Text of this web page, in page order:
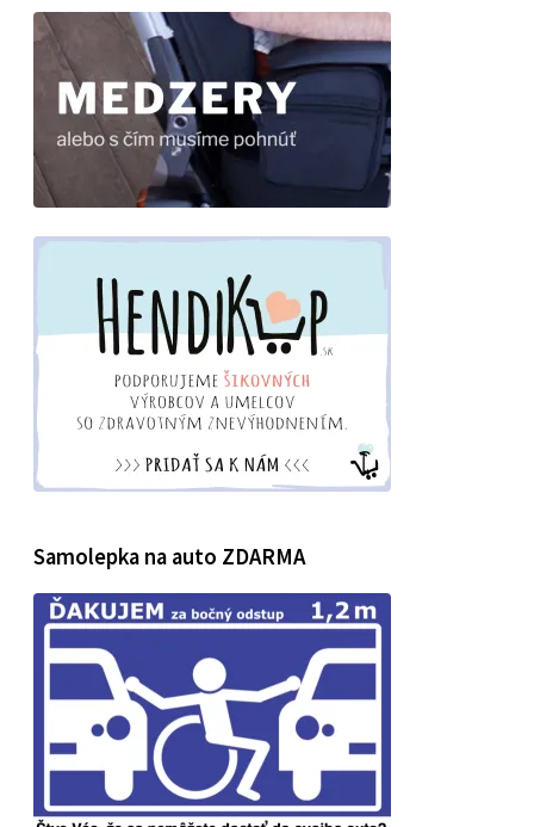
Samolepka na auto ZDARMA